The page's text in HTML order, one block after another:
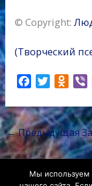
© Copyright:
(Творческий
c
e
b
o
k
i
t
t
e
O
n
o
k
l
s
r
←Предыдущая
Мы используем